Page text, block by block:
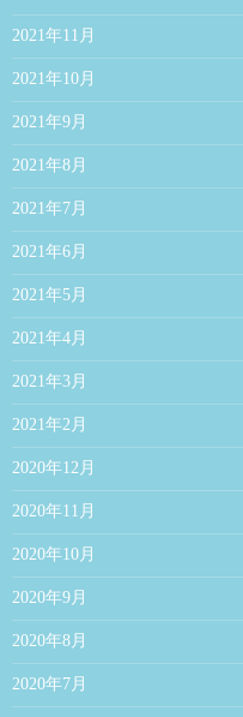
2021年11月
2021年10月
2021年9月
2021年8月
2021年7月
2021年6月
2021年5月
2021年4月
2021年3月
2021年2月
2020年12月
2020年11月
2020年10月
2020年9月
2020年8月
2020年7月